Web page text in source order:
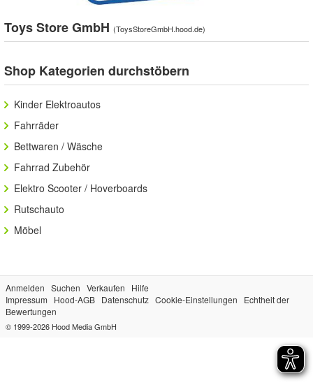
Toys Store GmbH (ToysStoreGmbH.hood.de)
Shop Kategorien durchstöbern
Kinder Elektroautos
Fahrräder
Bettwaren / Wäsche
Fahrrad Zubehör
Elektro Scooter / Hoverboards
Rutschauto
Möbel
Anmelden Suchen Verkaufen
Hilfe
Impressum
Hood-AGB Datenschutz Cookie-Einstellungen
Echtheit der
Bewertungen
© 1999-2026 Hood Media GmbH